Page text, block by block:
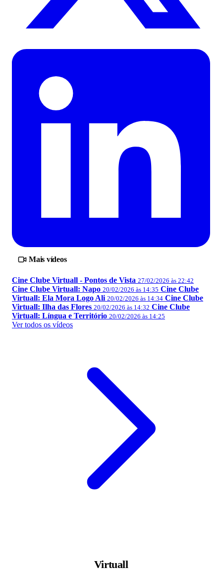
Mais vídeos
Cine Clube Virtuall - Pontos de Vista 27/02/2026 às 22:42
Cine Clube Virtuall: Napo 20/02/2026 às 14:35 Cine Clube
Virtuall: Ela Mora Logo Ali 20/02/2026 às 14:34 Cine Clube
Virtuall: Ilha das Flores 20/02/2026 às 14:32 Cine Clube
Virtuall: Língua e Território 20/02/2026 às 14:25
Ver todos os vídeos
Virtuall